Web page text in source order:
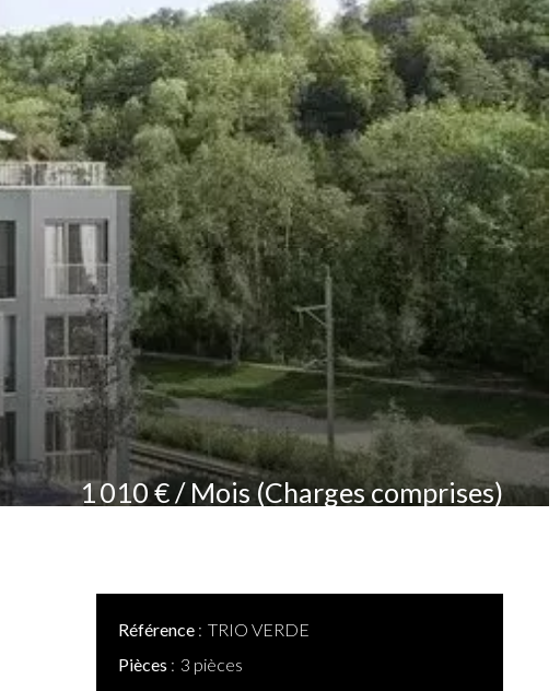
1 010 € / Mois (Charges comprises)
Référence
TRIO VERDE
Pièces
3 pièces